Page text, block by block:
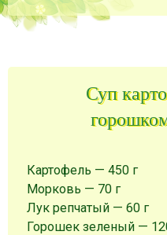
Суп
Картофель —450 г
Морковь — 70 г
Лук репчатый —60 г
Горошек зеленый —